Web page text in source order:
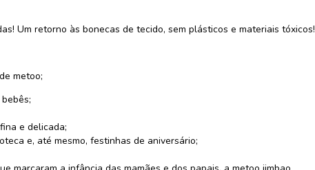
Um retorno às bonecas de tecido, sem plásticos e materiais tóxicos!
metoo;
e delicada;
e, até mesmo, festinhas de aniversário;